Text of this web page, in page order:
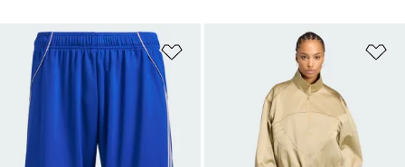
Añadir a la lista de deseos